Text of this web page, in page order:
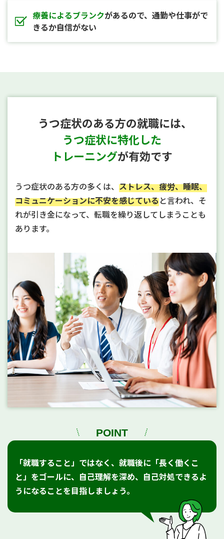
療養によるブランクがあるので、 通勤や仕事がで
きるか自信がない
うつ症状のある方の就職には、
うつ症状に特化した
トレーニングが有効です
うつ症状のある方の多くは、 ストレス、疲労、睡眠、
コミュニケーションに不安を感じていると言われ、そ
れが引き金になって、転職を繰り返してしまうことも
あります。
POINT
「就職すること」ではなく、就職後に「長く働くこ
と」をゴールに、自己理解を深め、自己対処できるよ
うになることを目指しましょう。